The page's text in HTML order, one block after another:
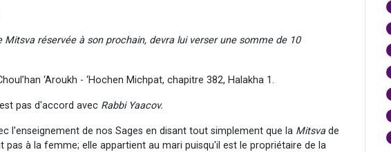
Mitsva réservée à son prochain, devra lui verser une somme de 10
‘Aroukh - ‘Hochen Michpat, chapitre 382, Halakha 1.
pas d'accord avec Rabbi Yaacov.
l'enseignement de nos Sages en disant tout simplement que la Mitsvade
pas à la femme; elle appartient au mari puisqu'il est le propriétaire de la